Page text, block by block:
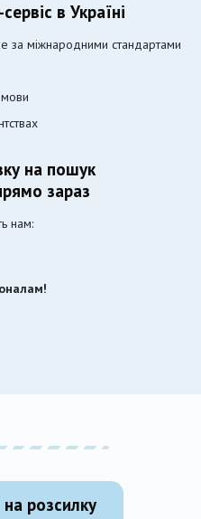
в Україні
за міжнародними стандартами
мови
на пошук
зараз
нам:
розсилку